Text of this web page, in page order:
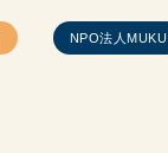
NPO法人MUKU